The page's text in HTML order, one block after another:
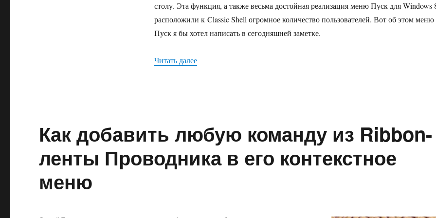
столу. Эта функция, а также весьма достойная реализация меню Пуск для Windows
расположили к Classic Shell огромное количество пользователей. Вот об этом меню
Пуск я бы хотел написать в сегодняшней заметке.
Читать далее«Winaero Skin для Classic Shell 4 — практически родное меню Пуск для
Как добавить любую команду из Ribbon-
ленты Проводника в его контекстное
меню